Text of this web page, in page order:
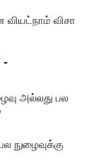
விசா
-
அல்லது பல
நுழைவுக்கு